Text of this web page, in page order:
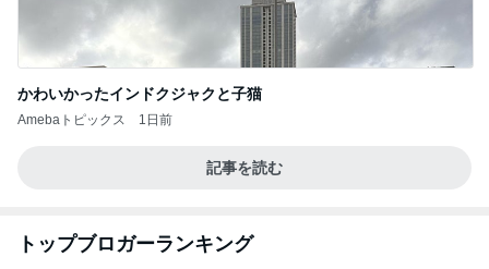
かわいかったインドクジャクと子猫
Amebaトピックス 1日前
記事を読む
トップブロガーランキング